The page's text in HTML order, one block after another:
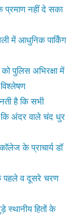
प्रमाण नहीं दे सका
में आधुनिक पार्किंग
पुलिस अभिरक्षा में
है कि सभी
कि अंदर वाले चंद धुर
के प्राचार्य डॉ
पहले व दूसरे चरण
स्थानीय हितों के